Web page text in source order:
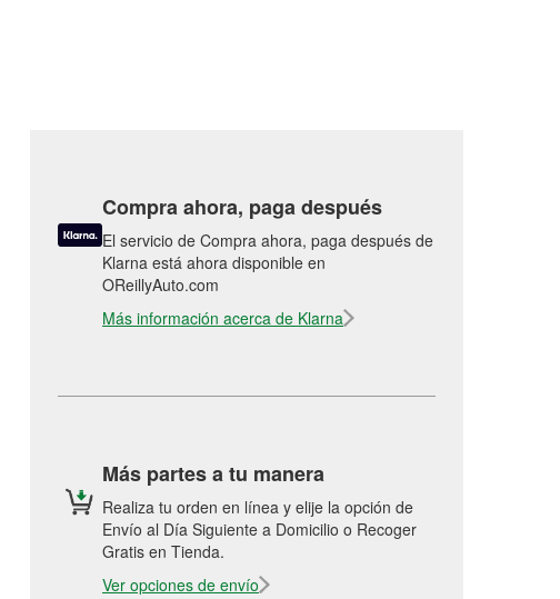
Compra ahora, paga después
El servicio de Compra ahora, paga después de
Klarna está ahora disponible en
OReillyAuto.com
Más información acerca de Klarna
Más partes a tu manera
Realiza tu orden en línea y elije la opción de
Envío al Día Siguiente a Domicilio o Recoger
Gratis en Tienda.
Ver opciones de envío